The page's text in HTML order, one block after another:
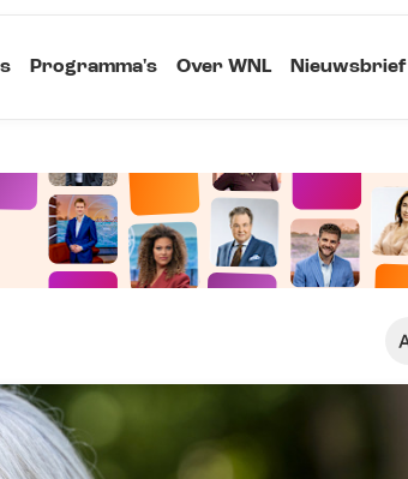
Programma's Over WNL Nieuwsbrief